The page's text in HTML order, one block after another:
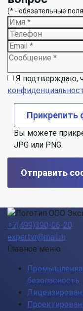
(* - обязательные
Я подтверждаю,
Прикрепить
Вы можете
JPG или PNG.
Отправить
+7(499)390-06-20
expertvr@mail.ru
Главное меню
безопасность